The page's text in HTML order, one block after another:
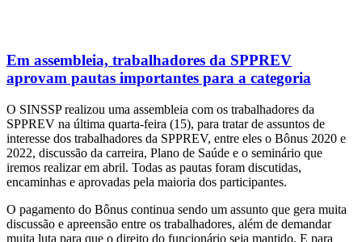
Em assembleia, trabalhadores da SPPREV
aprovam pautas importantes para a categoria
O SINSSP realizou uma assembleia com os trabalhadores da
SPPREV na última quarta-feira (15), para tratar de assuntos de
interesse dos trabalhadores da SPPREV, entre eles o Bônus 2020 e
2022, discussão da carreira, Plano de Saúde e o seminário que
iremos realizar em abril. Todas as pautas foram discutidas,
encaminhas e aprovadas pela maioria dos participantes.
O pagamento do Bônus continua sendo um assunto que gera muita
discussão e apreensão entre os trabalhadores, além de demandar
muita luta para que o direito do funcionário seja mantido. E para